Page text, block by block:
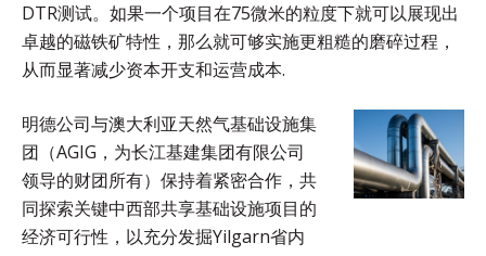
DTR测试。如果一个项目在75微米的粒度下就可以展现出
卓越的磁铁矿特性，那么就可够实施更粗糙的磨碎过程，
从而显著减少资本开支和运营成本.
明德公司与澳大利亚天然气基础设施集
团（AGIG，为长江基建集团有限公司
领导的财团所有）保持着紧密合作，共
同探索关键中西部共享基础设施项目的
经济可行性，以充分发掘Yilgarn省内